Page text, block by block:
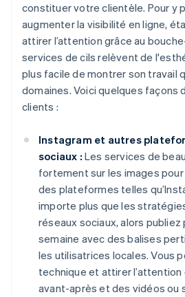
constituer votre clientèle. Pour y
augmenter la visibilité en ligne,
attirer l’attention grâce au
services de cils relèvent de
plus facile de montrer son travail
domaines. Voici quelques façons
clients :
Instagram et autres
sociaux : Les services de
fortement sur les images
des plateformes telles
importe plus que les
réseaux sociaux, alors
semaine avec des balises
les utilisatrices locales. Vous
technique et attirer
avant-après et des vidéos ou